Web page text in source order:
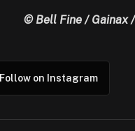
© Bell Fine / Gainax
Follow on Instagram